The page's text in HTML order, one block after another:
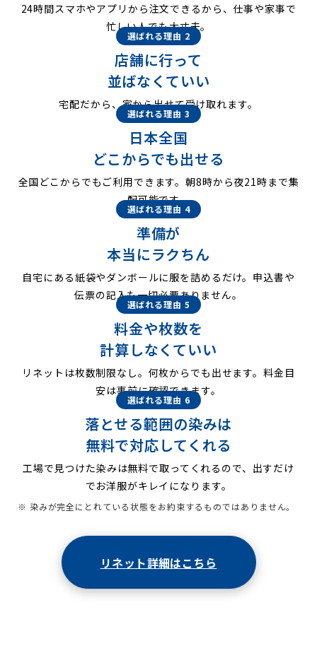
24時間スマホやアプリから注文できるから、仕事や家事で
忙しい人でも大丈夫。
選ばれる理由 2
店舗に行って
並ばなくていい
宅配だから、家から出せて受け取れます。
選ばれる理由 3
日本全国
どこからでも出せる
全国どこからでもご利用できます。朝8時から夜21時まで集
配可能です。
選ばれる理由 4
準備が
本当にラクちん
自宅にある紙袋やダンボールに服を詰めるだけ。申込書や
伝票の記入も一切必要ありません。
選ばれる理由 5
料金や枚数を
計算しなくていい
リネットは枚数制限なし。何枚からでも出せます。料金目
安は事前に確認できます。
選ばれる理由 6
落とせる範囲の染みは
無料で対応してくれる
工場で見つけた染みは無料で取ってくれるので、出すだけ
でお洋服がキレイになります。
※ 染みが完全にとれている状態をお約束するものではありません。
リネット詳細はこちら